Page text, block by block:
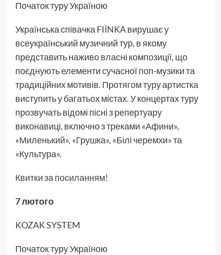
Початок туру Україною
Українська співачка FIЇNKA вирушає у
всеукраїнський музичний тур, в якому
представить наживо власні композиції, що
поєднують елементи сучасної поп-музики та
традиційних мотивів. Протягом туру артистка
виступить у багатьох містах. У концертах туру
прозвучать відомі пісні з репертуару
виконавиці, включно з треками «Афини»,
«Миленький», «Грушка», «Білі черемхи» та
«Культура».
Квитки за посиланням!
7 лютого
KOZAK SYSTEM
Початок туру Україною